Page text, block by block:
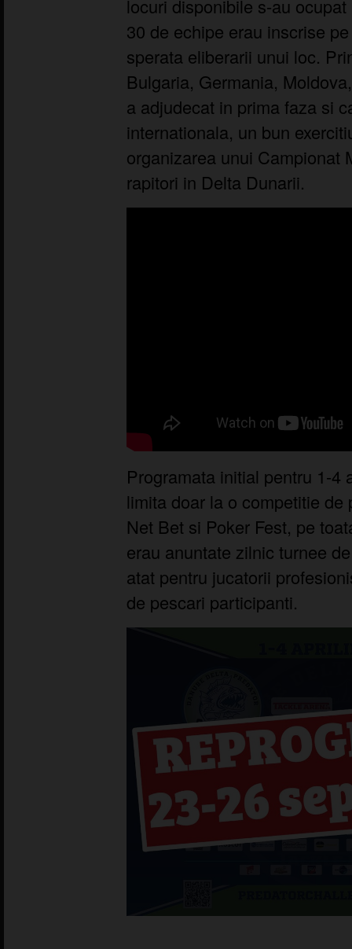
locuri disponibile s-au
30 de echipe erau inscrise
sperata eliberarii unui loc.
Bulgaria, Germania,
a adjudecat in prima faza si
internationala, un bun
organizarea unui Campionat
rapitori in Delta Dunarii.
Programata initial pentru 1-4
limita doar la o competitie
Net Bet si Poker Fest, pe
erau anuntate zilnic turnee
atat pentru jucatorii
de pescari participanti.